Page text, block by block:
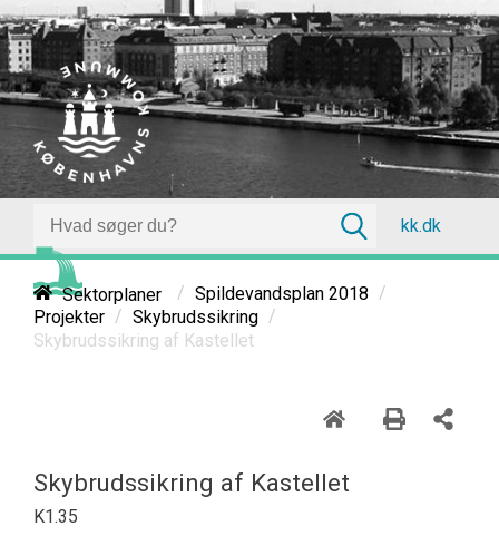
kk.dk
Sektorplaner / Spildevandsplan 2018 /
Projekter / Skybrudssikring /
Skybrudssikring af Kastellet
Skybrudssikring af Kastellet
K1.35